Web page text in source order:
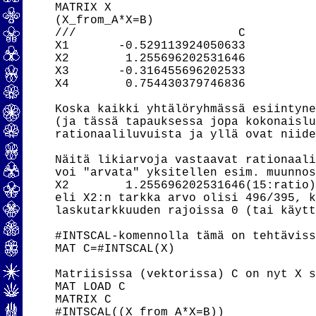
MATRIX X
(X_from_A*X=B)
///                       C
X1       -0.529113924050633
X2        1.255696202531646
X3       -0.316455696202533
X4        0.754430379746836
Koska kaikki yhtälöryhmässä
(ja tässä tapauksessa jopa
rationaaliluvuista ja yllä ovat
Näitä likiarvoja vastaavat
voi "arvata" yksitellen esim.
X2
eli X2:n tarkka arvo olisi 496/395,
laskutarkkuuden rajoissa 0 (tai
#INTSCAL-komennolla tämä on
MAT C=#INTSCAL(X)
Matriisissa (vektorissa) C on nyt X
MAT LOAD C
MATRIX C
#INTSCAL((X_from_A*X=B))